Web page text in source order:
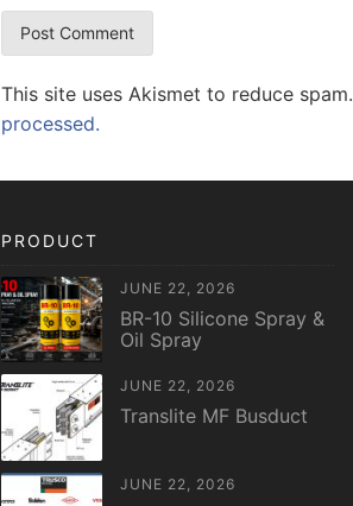
This site uses Akismet to reduce spam.
processed.
PRODUCT
JUNE 22, 2026
BR-10 Silicone Spray &
Oil Spray
JUNE 22, 2026
Translite MF Busduct
JUNE 22, 2026